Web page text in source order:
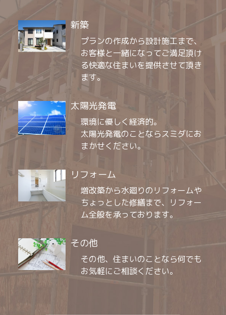
新築
プランの作成から設計施工まで、
お客様と一緒になってご満足頂け
る快適な住まいを提供させて頂き
ます。
太陽光発電
環境に優しく経済的。
太陽光発電のことならスミダにお
まかせください。
リフォーム
増改築から水廻りのリフォームや
ちょっとした修繕まで、リフォー
ム全般を承っております。
その他
その他、住まいのことなら何でも
お気軽にご相談ください。